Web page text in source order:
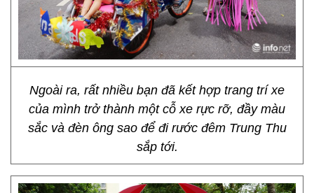
Ngoài ra, rất nhiều bạn đã kết hợp trang trí xe
của mình trở thành một cỗ xe rực rỡ, đầy màu
sắc và đèn ông sao để đi rước đêm Trung Thu
sắp tới.